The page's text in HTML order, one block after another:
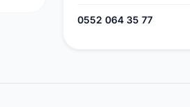
0552 064 35 77